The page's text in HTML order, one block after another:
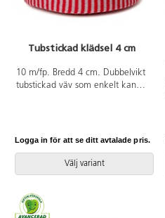
Tubstickad klädsel 4 cm
10 m/fp. Bredd 4 cm. Dubbelvikt
tubstickad väv som enkelt kan
med. PVC-fri.
Logga in för att se ditt avtalade pris.
Välj variant